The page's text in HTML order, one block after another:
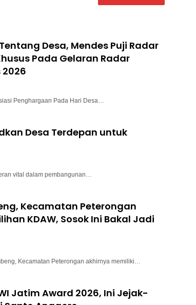
Desa, Mendes Puji Radar
Pada Gelaran Radar
Penghargaan Pada Hari Desa…
Desa Terdepan untuk
vital dalam pembangunan…
Kecamatan Peterongan
KDAW, Sosok Ini Bakal Jadi
Kecamatan Peterongan akhirnya memiliki…
Jatim Award 2026, Ini Jejak-